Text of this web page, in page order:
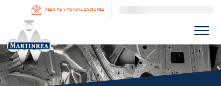
ALERTAS Y ACTUALIZACIONES